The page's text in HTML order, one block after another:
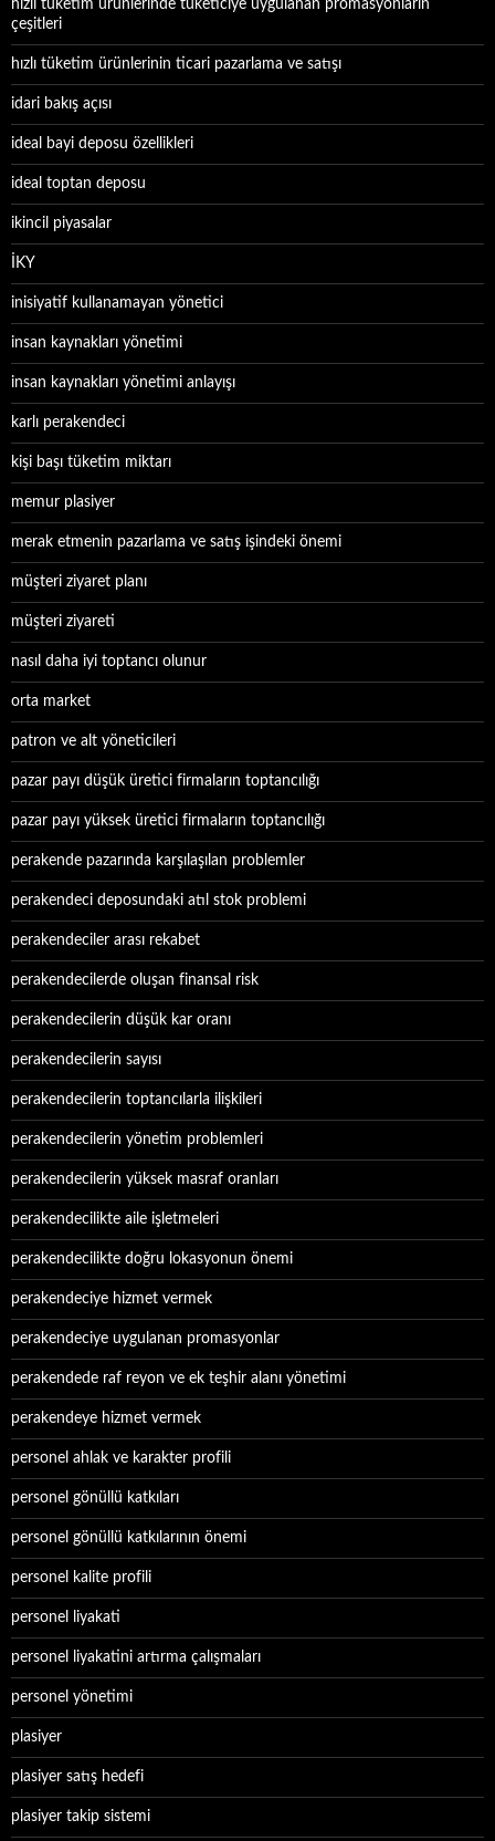
hızlı tüketim ürünlerinde tüketiciye uygulanan promasyonların
çeşitleri
hızlı tüketim ürünlerinin ticari pazarlama ve satışı
idari bakış açısı
ideal bayi deposu özellikleri
ideal toptan deposu
ikincil piyasalar
İKY
inisiyatif kullanamayan yönetici
insan kaynakları yönetimi
insan kaynakları yönetimi anlayışı
karlı perakendeci
kişi başı tüketim miktarı
memur plasiyer
merak etmenin pazarlama ve satış işindeki önemi
müşteri ziyaret planı
müşteri ziyareti
nasıl daha iyi toptancı olunur
orta market
patron ve alt yöneticileri
pazar payı düşük üretici firmaların toptancılığı
pazar payı yüksek üretici firmaların toptancılığı
perakende pazarında karşılaşılan problemler
perakendeci deposundaki atıl stok problemi
perakendeciler arası rekabet
perakendecilerde oluşan finansal risk
perakendecilerin düşük kar oranı
perakendecilerin sayısı
perakendecilerin toptancılarla ilişkileri
perakendecilerin yönetim problemleri
perakendecilerin yüksek masraf oranları
perakendecilikte aile işletmeleri
perakendecilikte doğru lokasyonun önemi
perakendeciye hizmet vermek
perakendeciye uygulanan promasyonlar
perakendede raf reyon ve ek teşhir alanı yönetimi
perakendeye hizmet vermek
personel ahlak ve karakter profili
personel gönüllü katkıları
personel gönüllü katkılarının önemi
personel kalite profili
personel liyakati
personel liyakatini artırma çalışmaları
personel yönetimi
plasiyer
plasiyer satış hedefi
plasiyer takip sistemi